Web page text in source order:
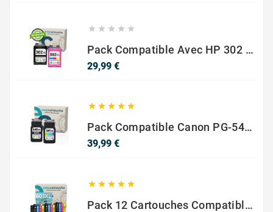
    
Pack Compatible Avec HP 302 XL Noir Et Couleur - SANS NIVEAU ENCRE
29,99 €Prix
    
Pack Compatible Canon PG-540 XL / CL-541 XL – Noir & Couleur – Haute Capacité
39,99 €Prix
    
Pack 12 Cartouches Compatible EPSON 603XL